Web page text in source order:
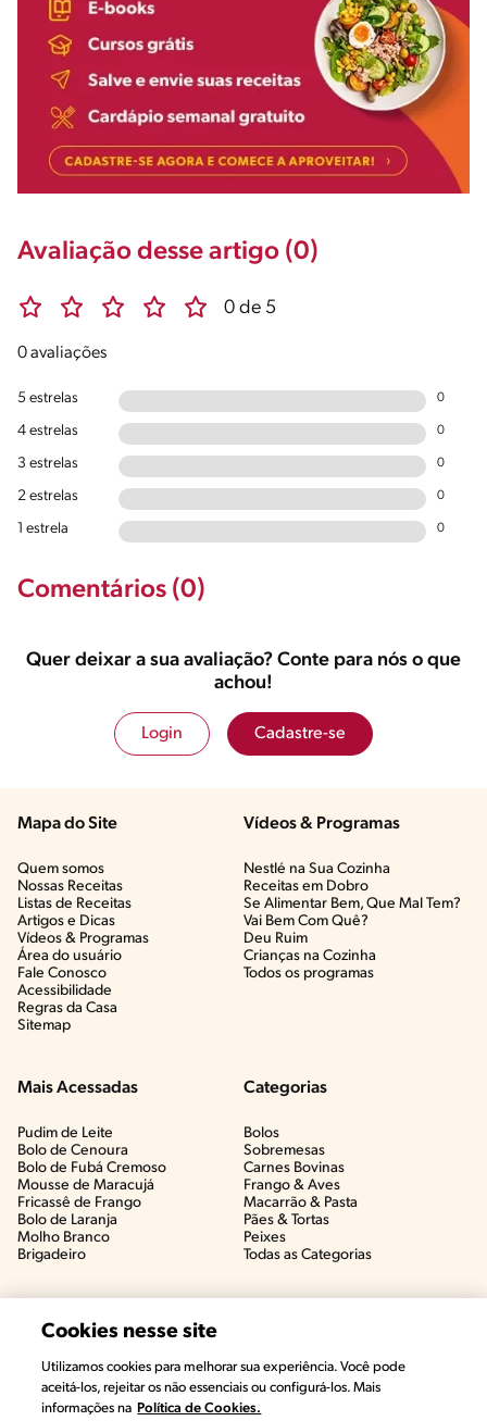
Avaliação desse artigo (0)
0 de 5
0 avaliações
5 estrelas 0
4 estrelas 0
3 estrelas 0
2 estrelas 0
1 estrela 0
Comentários (0)
Quer deixar a sua avaliação? Conte para nós o que
achou!
Login Cadastre-se
#CHAMANUTRI
CONVERSE COM UMA NUTRICIONISTA E
TIRE AS SUAS DÚVIDAS
Mapa do Site
Quem somos
Nossas Receitas
Listas de Receitas​
Artigos e Dicas​
Vídeos & Programas​
Área do usuário
Fale Conosco
Acessibilidade
Regras da Casa
Sitemap
Vídeos & Programas​
Nestlé na Sua Cozinha
Receitas em Dobro
Se Alimentar Bem, Que Mal Tem?​
Vai Bem Com Quê?​
Deu Ruim​
Crianças na Cozinha​
Todos os programas
Mais Acessadas
Pudim de Leite
Bolo de Cenoura
Bolo de Fubá Cremoso
Mousse de Maracujá
Fricassê de Frango
Bolo de Laranja
Molho Branco
Brigadeiro
Categorias
Bolos
Sobremesas
Carnes Bovinas​
Frango & Aves​
Macarrão & Pasta​
Pães & Tortas​
Peixes
Todas as Categorias
Cookies nesse site
Utilizamos cookies para melhorar sua experiência. Você pode
aceitá-los, rejeitar os não essenciais ou configurá-los. Mais
informações na Política de Cookies.